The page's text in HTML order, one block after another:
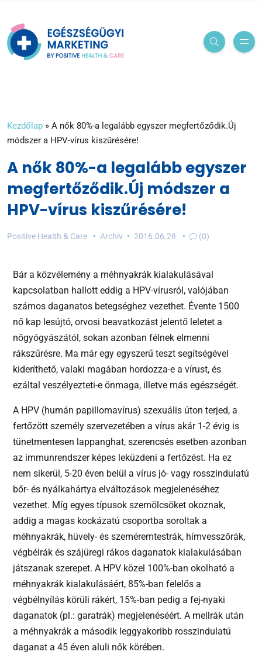
Kezdőlap » A nők 80%-a legalább egyszer megfertőződik.Új
módszer a HPV-vírus kiszűrésére!
A nők 80%-a legalább egyszer
megfertőződik.Új módszer a
HPV-vírus kiszűrésére!
Positive Health & Care Archív 2016.06.28. (0)
Bár a közvélemény a méhnyakrák kialakulásával
kapcsolatban hallott eddig a HPV-vírusról, valójában
számos daganatos betegséghez vezethet. Évente 1500
nő kap lesújtó, orvosi beavatkozást jelentő leletet a
nőgyógyászától, sokan azonban félnek elmenni
rákszűrésre. Ma már egy egyszerű teszt segítségével
kideríthető, valaki magában hordozza-e a vírust, és
ezáltal veszélyezteti-e önmaga, illetve más egészségét.
A HPV (humán papillomavírus) szexuális úton terjed, a
fertőzött személy szervezetében a vírus akár 1-2 évig is
tünetmentesen lappanghat, szerencsés esetben azonban
az immunrendszer képes leküzdeni a fertőzést. Ha ez
nem sikerül, 5-20 éven belül a vírus jó- vagy rosszindulatú
bőr- és nyálkahártya elváltozások megjelenéséhez
vezethet. Míg egyes típusok szemölcsöket okoznak,
addig a magas kockázatú csoportba soroltak a
méhnyakrák, hüvely- és szeméremtestrák, hímvesszőrák,
végbélrák és szájüregi rákos daganatok kialakulásában
játszanak szerepet. A HPV közel 100%-ban okolható a
méhnyakrák kialakulásáért, 85%-ban felelős a
végbélnyílás körüli rákért, 15%-ban pedig a fej-nyaki
daganatok (pl.: garatrák) megjelenéséért. A mellrák után
a méhnyakrák a második leggyakoribb rosszindulatú
daganat a 45 éven aluli nők körében.